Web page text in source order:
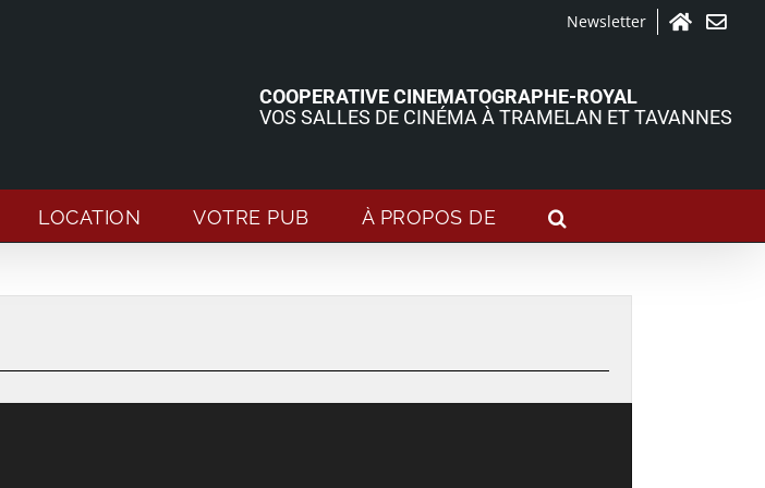
Newsletter
COOPERATIVE CINEMATOGRAPHE-ROYAL
VOS SALLES DE CINÉMA À TRAMELAN ET TAVANNES
LOCATION VOTRE PUB À PROPOS DE